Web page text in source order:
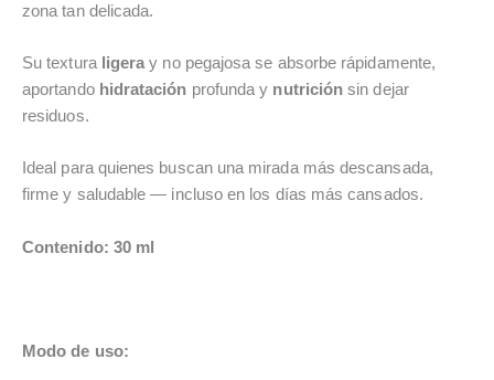
zona tan delicada.
Su textura ligera y no pegajosa se absorbe rápidamente,
aportando hidratación profunda y nutrición sin dejar
residuos.
Ideal para quienes buscan una mirada más descansada,
firme y saludable — incluso en los días más cansados.
Contenido: 30 ml
Modo de uso: